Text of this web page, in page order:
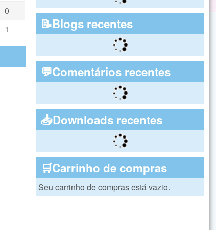
0
1 📝Blogs recentes
💬Comentários recentes
📥Downloads recentes
🛒Carrinho de compras
Seu carrinho de compras está vazio.